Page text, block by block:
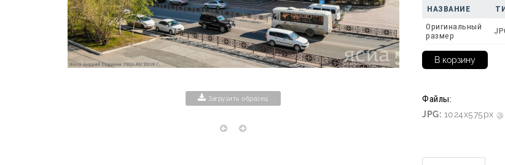
Загрузить образец
НАЗВАНИЕ
Оригинальный
размер
Файлы:
JPG: 1024x575px